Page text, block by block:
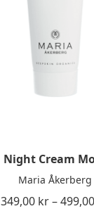
Night Cream
Maria Åkerberg
349,00 kr–499,00